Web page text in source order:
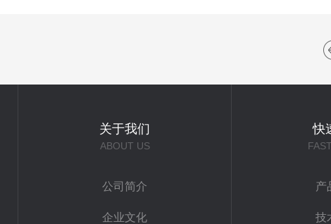
关于我们
ABOUT US
公司简介
企业文化
快
产
技